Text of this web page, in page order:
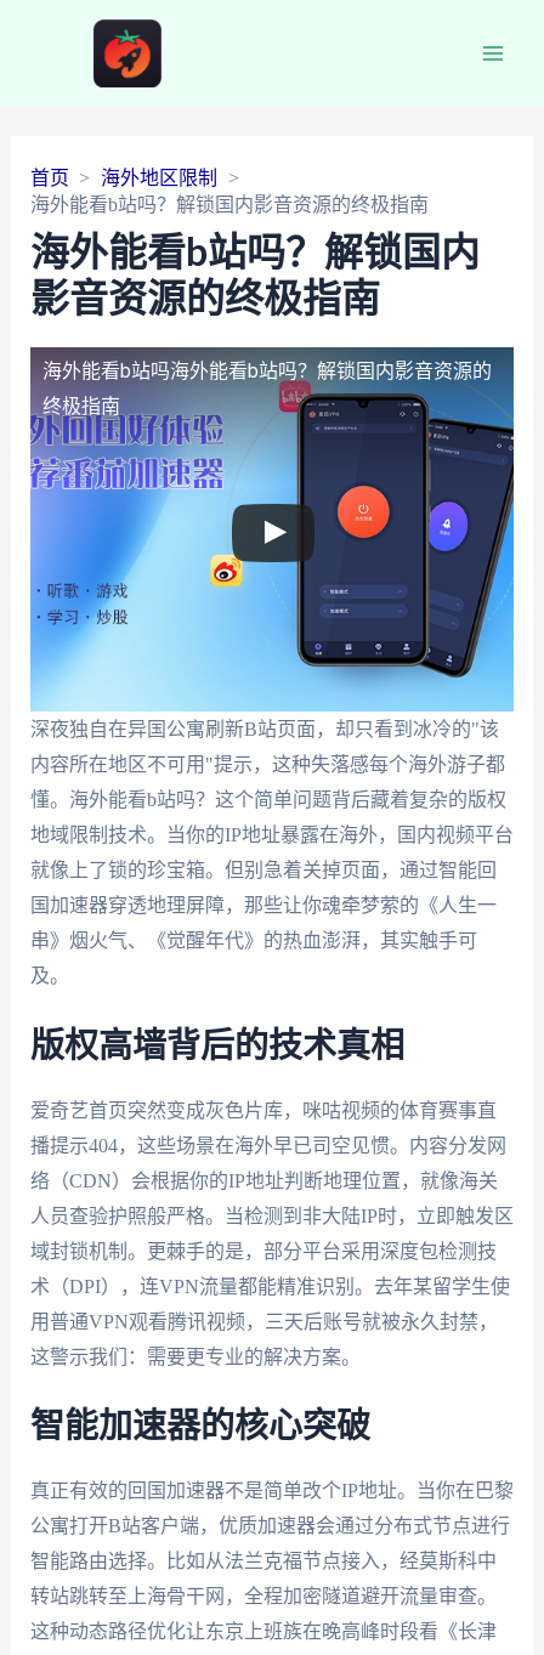
首页
海外地区限制
海外能看b站吗？解锁国内影音资源的终极指南
海外能看b站吗？解锁国内
影音资源的终极指南
海外能看b站吗海外能看b站吗？解锁国内影音资源的
终极指南
深夜独自在异国公寓刷新B站页面，却只看到冰冷的"该
内容所在地区不可用"提示，这种失落感每个海外游子都
懂。海外能看b站吗？这个简单问题背后藏着复杂的版权
地域限制技术。当你的IP地址暴露在海外，国内视频平台
就像上了锁的珍宝箱。但别急着关掉页面，通过智能回
国加速器穿透地理屏障，那些让你魂牵梦萦的《人生一
串》烟火气、《觉醒年代》的热血澎湃，其实触手可
及。
版权高墙背后的技术真相
爱奇艺首页突然变成灰色片库，咪咕视频的体育赛事直
播提示404，这些场景在海外早已司空见惯。内容分发网
络（CDN）会根据你的IP地址判断地理位置，就像海关
人员查验护照般严格。当检测到非大陆IP时，立即触发区
域封锁机制。更棘手的是，部分平台采用深度包检测技
术（DPI），连VPN流量都能精准识别。去年某留学生使
用普通VPN观看腾讯视频，三天后账号就被永久封禁，
这警示我们：需要更专业的解决方案。
智能加速器的核心突破
真正有效的回国加速器不是简单改个IP地址。当你在巴黎
公寓打开B站客户端，优质加速器会通过分布式节点进行
智能路由选择。比如从法兰克福节点接入，经莫斯科中
转站跳转至上海骨干网，全程加密隧道避开流量审查。
这种动态路径优化让东京上班族在晚高峰时段看《长津